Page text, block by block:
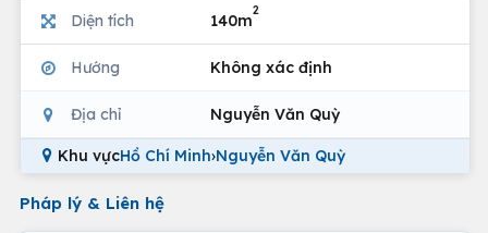
Diện tích 140m
2
Hướng Không xác định
Địa chỉ Nguyễn Văn Quỳ
Khu vựcHồ Chí Minh›Nguyễn Văn Quỳ
Pháp lý & Liên hệ